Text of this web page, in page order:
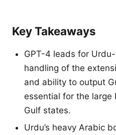
Key Takeaways
GPT-4 leads for
handling of the
and ability to output
essential for the large
Gulf states.
Urdu’s heavy Arabic